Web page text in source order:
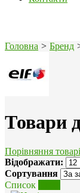
Головна > Бренд
Товари
Порівняння
Відображати:
Сортування
Список